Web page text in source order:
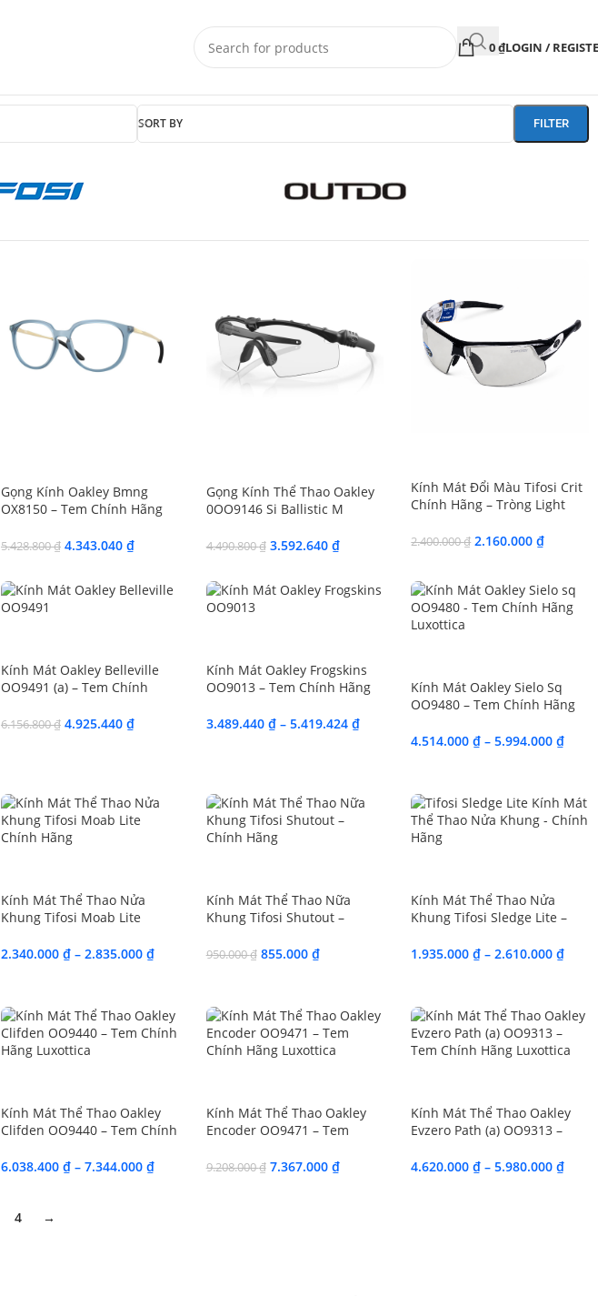
0₫LOGIN /
SORT BY FILTER
Gọng Kính Oakley Bmng
OX8150 – Tem Chính Hãng
5.428.800₫ 4.343.040 ₫
Gọng Kính Thể Thao Oakley
0OO9146 Si Ballistic M
Luxottica
4.490.800₫ 3.592.640 ₫
Kính Mát Đổi Màu Tifosi Crit
Chính Hãng – Tròng Light
2.400.000₫ 2.160.000₫
Kính Mát Oakley Belleville
OO9491 (a) – Tem Chính
6.156.800₫ 4.925.440 ₫
Kính Mát Oakley Frogskins
OO9013 – Tem Chính Hãng
3.489.440 ₫ – 5.419.424 ₫
Kính Mát Oakley Sielo Sq
OO9480 – Tem Chính Hãng
4.514.000₫ – 5.994.000₫
Kính Mát Thể Thao Nửa
Khung Tifosi Moab Lite
2.340.000 ₫ – 2.835.000 ₫
Kính Mát Thể Thao Nữa
Khung Tifosi Shutout –
950.000₫ 855.000 ₫
Kính Mát Thể Thao Nửa
Khung Tifosi Sledge Lite –
1.935.000₫ – 2.610.000₫
Kính Mát Thể Thao Oakley
Clifden OO9440 – Tem Chính
6.038.400 ₫ – 7.344.000 ₫
Kính Mát Thể Thao Oakley
Encoder OO9471 – Tem
9.208.000₫ 7.367.000 ₫
Kính Mát Thể Thao Oakley
Evzero Path (a) OO9313 –
4.620.000₫ – 5.980.000₫
4 →